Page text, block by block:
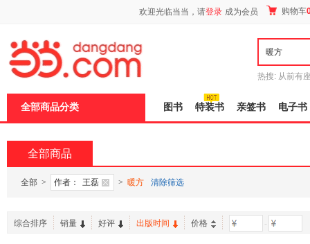
欢迎光临当当，请登录 成为会员 购物车
热搜: 从前有
全部商品分类 图书 特装书 亲签书 电子书
全部商品
全部 > 作者： 王磊 > 暖方 清除筛选
综合排序 销量 好评 出版时间 价格 -
页
加